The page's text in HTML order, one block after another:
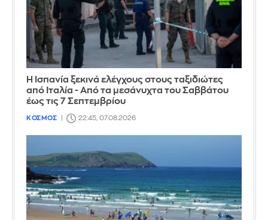
Η Ισπανία ξεκινά ελέγχους στους ταξιδιώτες
από Ιταλία - Από τα μεσάνυχτα του Σαββάτου
έως τις 7 Σεπτεμβρίου
ΚΟΣΜΟΣ 22:45, 07.08.2026